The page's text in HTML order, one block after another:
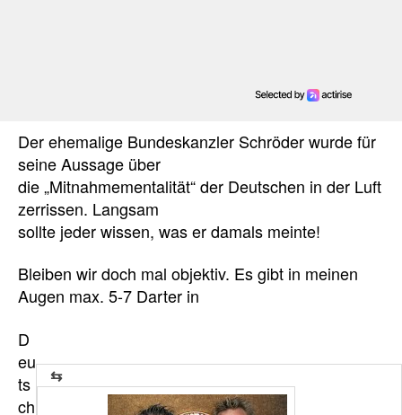
Der ehemalige Bundeskanzler Schröder wurde für
seine Aussage über
die „Mitnahmementalität“ der Deutschen in der Luft
zerrissen. Langsam
sollte jeder wissen, was er damals meinte!
Bleiben wir doch mal objektiv. Es gibt in meinen
Augen max. 5-7 Darter in
D
eu
ts
ch